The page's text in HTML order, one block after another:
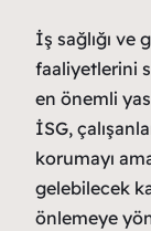
İş sağlığı ve
faaliyetlerini
en önemli
İSG,
korumayı
gelebilecek
önlemeye